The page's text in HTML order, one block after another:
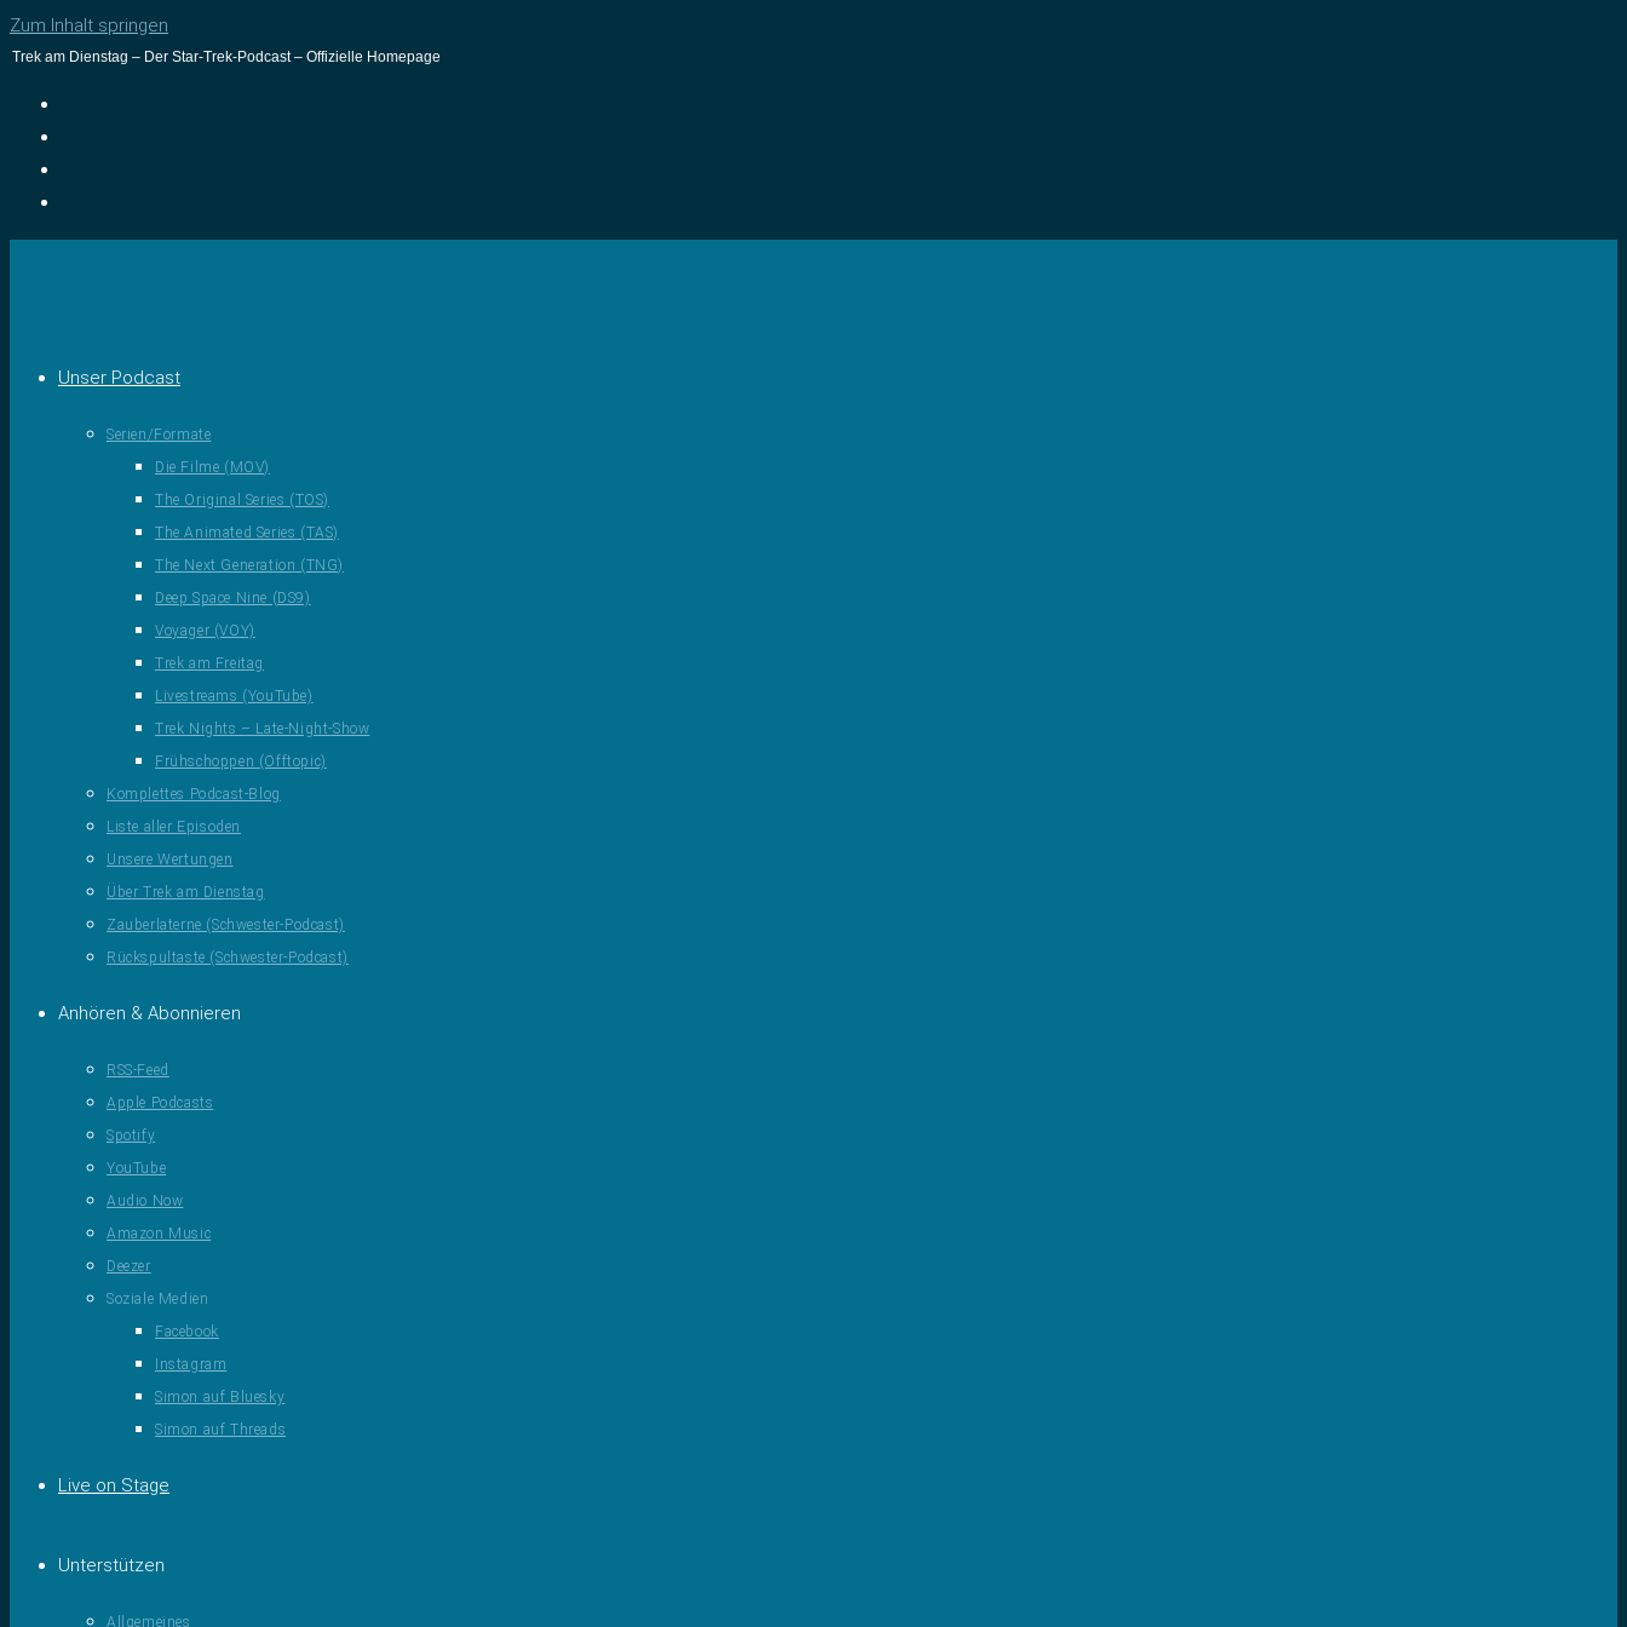
Zum Inhalt springen
Trek am Dienstag – Der Star-Trek-Podcast – Offizielle Homepage
Unser Podcast
Serien/Formate
Die Filme (MOV)
The Original Series (TOS)
The Animated Series (TAS)
The Next Generation (TNG)
Deep Space Nine (DS9)
Voyager (VOY)
Trek am Freitag
Livestreams (YouTube)
Trek Nights – Late-Night-Show
Frühschoppen (Offtopic)
Komplettes Podcast-Blog
Liste aller Episoden
Unsere Wertungen
Über Trek am Dienstag
Zauberlaterne (Schwester-Podcast)
Rückspultaste (Schwester-Podcast)
Anhören & Abonnieren
RSS-Feed
Apple Podcasts
Spotify
YouTube
Audio Now
Amazon Music
Deezer
Soziale Medien
Facebook
Instagram
Simon auf Bluesky
Simon auf Threads
Live on Stage
Unterstützen
Allgemeines